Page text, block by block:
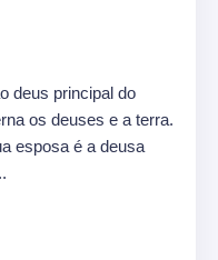
deus principal do
os deuses e a terra.
esposa é a deusa